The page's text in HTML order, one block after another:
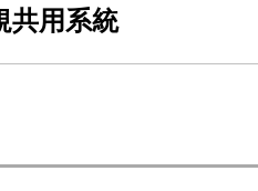
共用系統